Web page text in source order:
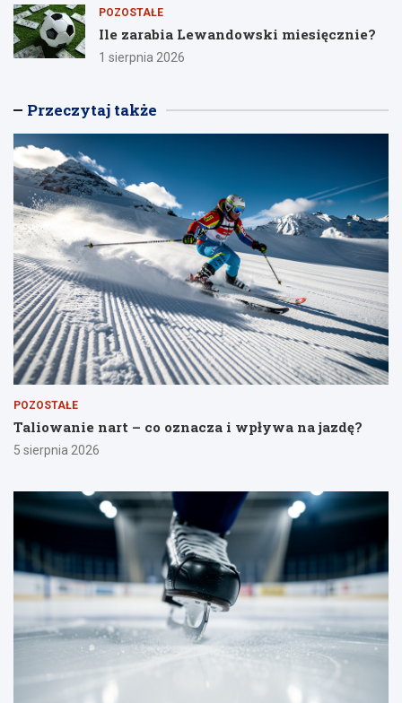
POZOSTAŁE
Ile zarabia Lewandowski miesięcznie?
1 sierpnia 2026
Przeczytaj także
POZOSTAŁE
Taliowanie nart – co oznacza i wpływa na jazdę?
5 sierpnia 2026